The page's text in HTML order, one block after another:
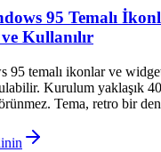
95 Temalı
Kullanılır
95 temalı ikonlar ve
Kurulum yaklaşık
Tema, retro bir